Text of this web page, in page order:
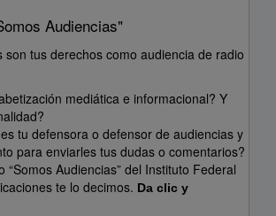
Audiencias"
son tus derechos como audiencia de radio
mediática e informacional? Y
tu defensora o defensor de audiencias y
para enviarles tus dudas o comentarios?
“Somos Audiencias” del Instituto Federal
te lo decimos. Da clic y